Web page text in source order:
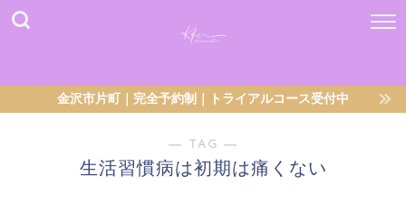
金沢市片町｜完全予約制｜トライアルコース受付中
― TAG ―
生活習慣病は初期は痛くない